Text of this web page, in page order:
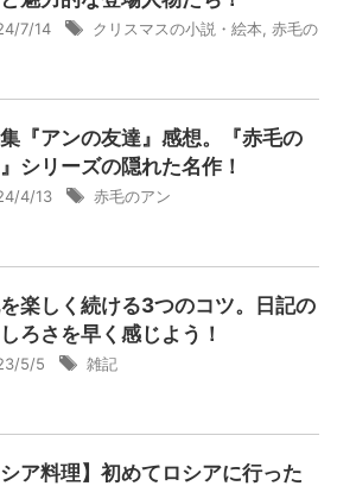
7/14 クリスマスの小説・絵本 赤毛の
『アンの友達』感想。『赤毛の
シリーズの隠れた名作！
4/13 赤毛のアン
楽しく続ける3つのコツ。日記の
ろさを早く感じよう！
5/5 雑記
シア料理】初めてロシアに行った